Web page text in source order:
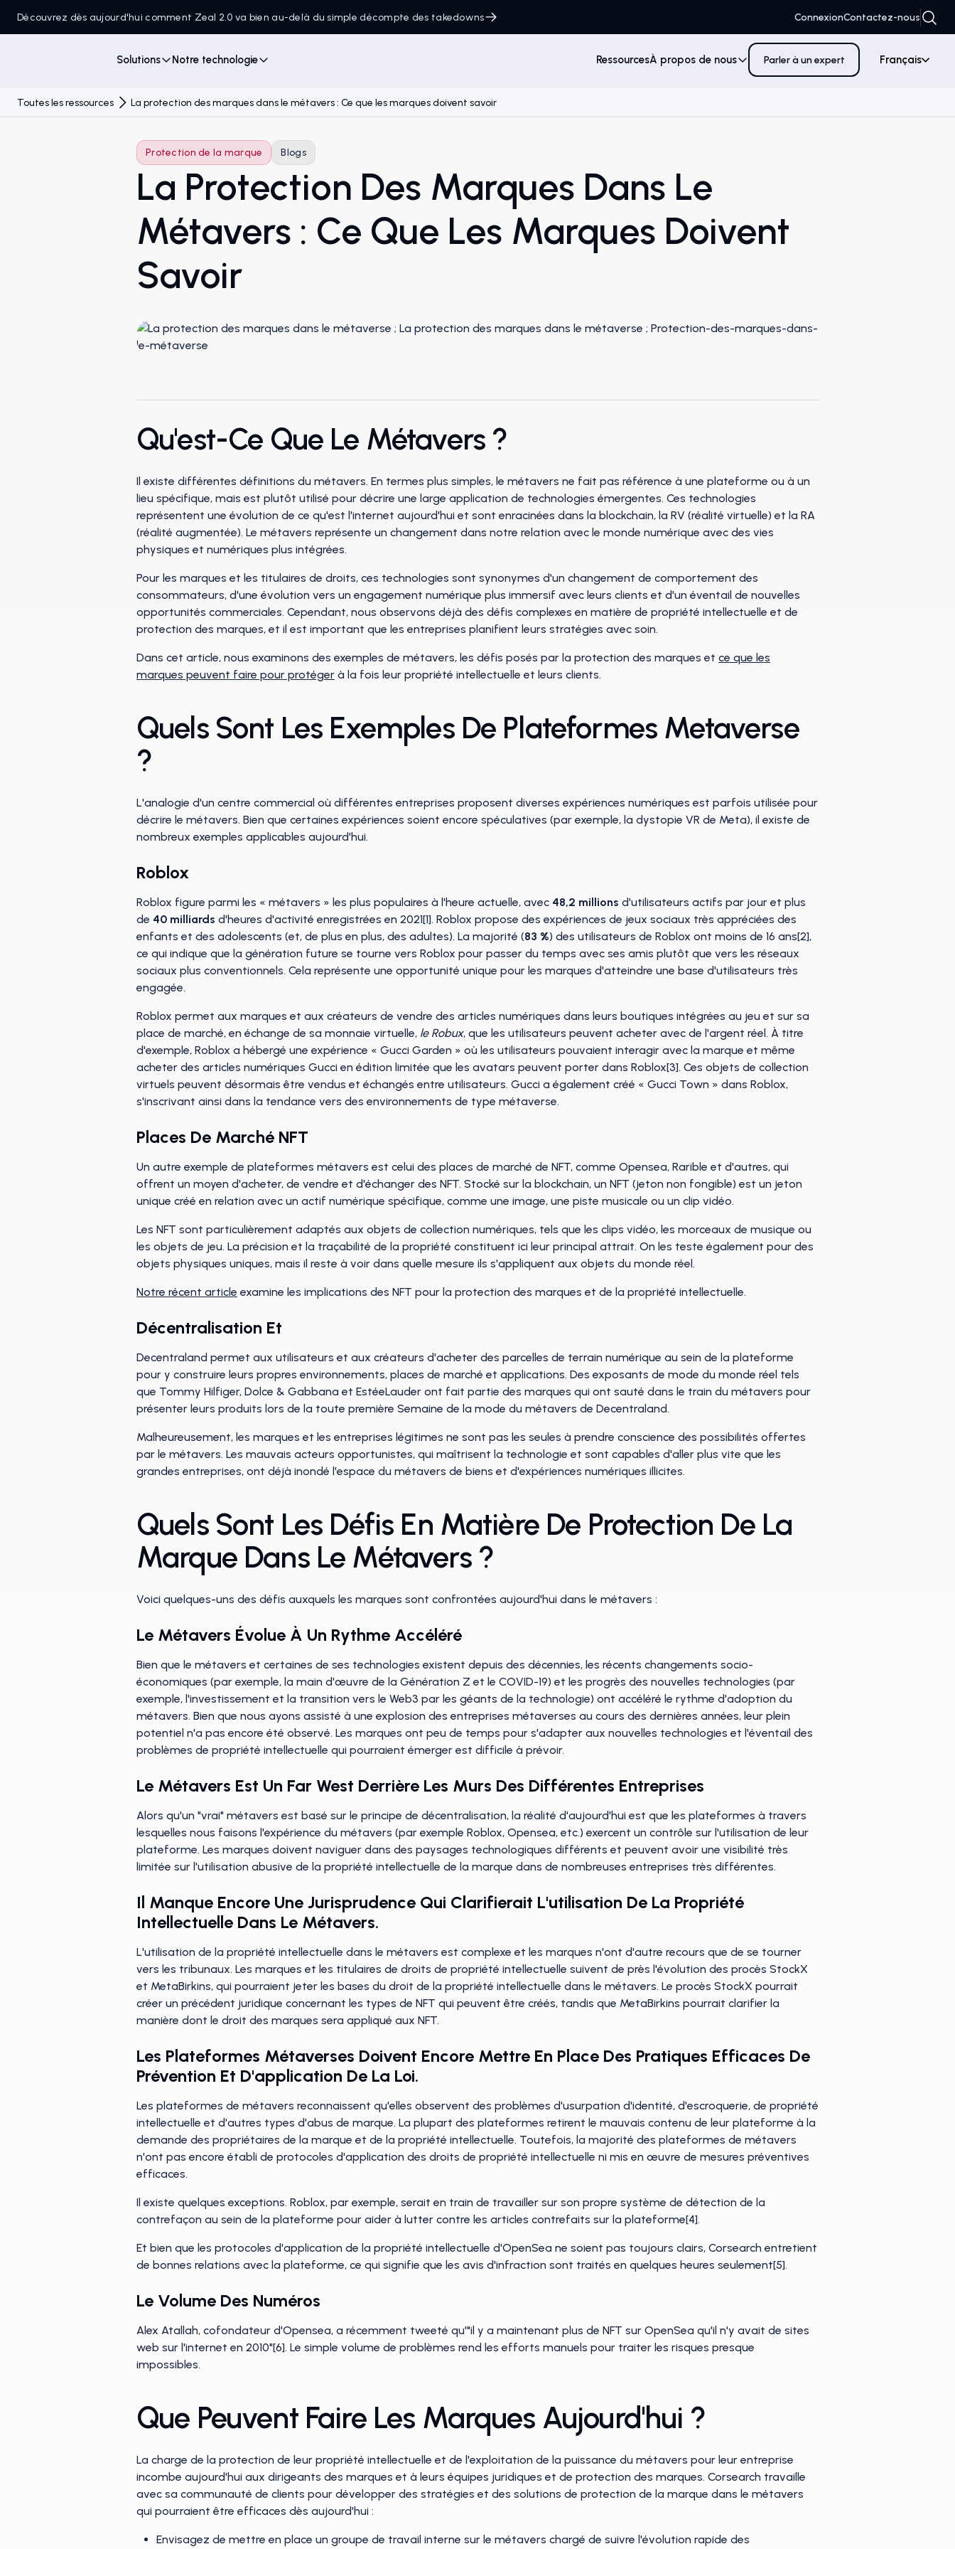
Découvrez dès aujourd'hui comment Zeal 2.0 va bien au-delà du simple décompte des takedowns ConnexionContactez-nous
Solutions Notre technologie RessourcesÀ propos de nous Parler à un expert Français
Toutes les ressources La protection des marques dans le métavers : Ce que les marques doivent savoir
Protection de la marque Blogs
La Protection Des Marques Dans Le
Métavers : Ce Que Les Marques Doivent
Savoir
Qu'est-Ce Que Le Métavers ?
Il existe différentes définitions du métavers. En termes plus simples, le métavers ne fait pas référence à une plateforme ou à un
lieu spécifique, mais est plutôt utilisé pour décrire une large application de technologies émergentes. Ces technologies
représentent une évolution de ce qu'est l'internet aujourd'hui et sont enracinées dans la blockchain, la RV (réalité virtuelle) et la RA
(réalité augmentée). Le métavers représente un changement dans notre relation avec le monde numérique avec des vies
physiques et numériques plus intégrées.
Pour les marques et les titulaires de droits, ces technologies sont synonymes d'un changement de comportement des
consommateurs, d'une évolution vers un engagement numérique plus immersif avec leurs clients et d'un éventail de nouvelles
opportunités commerciales. Cependant, nous observons déjà des défis complexes en matière de propriété intellectuelle et de
protection des marques, et il est important que les entreprises planifient leurs stratégies avec soin.
Dans cet article, nous examinons des exemples de métavers, les défis posés par la protection des marques et ce que les
marques peuvent faire pour protéger à la fois leur propriété intellectuelle et leurs clients.
Quels Sont Les Exemples De Plateformes Metaverse
?
L'analogie d'un centre commercial où différentes entreprises proposent diverses expériences numériques est parfois utilisée pour
décrire le métavers. Bien que certaines expériences soient encore spéculatives (par exemple, la dystopie VR de Meta), il existe de
nombreux exemples applicables aujourd'hui.
Roblox
Roblox figure parmi les « métavers » les plus populaires à l'heure actuelle, avec 48,2 millions d'utilisateurs actifs par jour et plus
de 40 milliards d'heures d'activité enregistrées en 2021[1]. Roblox propose des expériences de jeux sociaux très appréciées des
enfants et des adolescents (et, de plus en plus, des adultes). La majorité (83 %) des utilisateurs de Roblox ont moins de 16 ans[2],
ce qui indique que la génération future se tourne vers Roblox pour passer du temps avec ses amis plutôt que vers les réseaux
sociaux plus conventionnels. Cela représente une opportunité unique pour les marques d'atteindre une base d'utilisateurs très
engagée.
Roblox permet aux marques et aux créateurs de vendre des articles numériques dans leurs boutiques intégrées au jeu et sur sa
place de marché, en échange de sa monnaie virtuelle, le Robux, que les utilisateurs peuvent acheter avec de l'argent réel. À titre
d'exemple, Roblox a hébergé une expérience « Gucci Garden » où les utilisateurs pouvaient interagir avec la marque et même
acheter des articles numériques Gucci en édition limitée que les avatars peuvent porter dans Roblox[3]. Ces objets de collection
virtuels peuvent désormais être vendus et échangés entre utilisateurs. Gucci a également créé « Gucci Town » dans Roblox,
s'inscrivant ainsi dans la tendance vers des environnements de type métaverse.
Places De Marché NFT
Un autre exemple de plateformes métavers est celui des places de marché de NFT, comme Opensea, Rarible et d'autres, qui
offrent un moyen d'acheter, de vendre et d'échanger des NFT. Stocké sur la blockchain, un NFT (jeton non fongible) est un jeton
unique créé en relation avec un actif numérique spécifique, comme une image, une piste musicale ou un clip vidéo.
Les NFT sont particulièrement adaptés aux objets de collection numériques, tels que les clips vidéo, les morceaux de musique ou
les objets de jeu. La précision et la traçabilité de la propriété constituent ici leur principal attrait. On les teste également pour des
objets physiques uniques, mais il reste à voir dans quelle mesure ils s'appliquent aux objets du monde réel.
Notre récent article examine les implications des NFT pour la protection des marques et de la propriété intellectuelle.
Décentralisation Et
Decentraland permet aux utilisateurs et aux créateurs d'acheter des parcelles de terrain numérique au sein de la plateforme
pour y construire leurs propres environnements, places de marché et applications. Des exposants de mode du monde réel tels
que Tommy Hilfiger, Dolce & Gabbana et EstéeLauder ont fait partie des marques qui ont sauté dans le train du métavers pour
présenter leurs produits lors de la toute première Semaine de la mode du métavers de Decentraland.
Malheureusement, les marques et les entreprises légitimes ne sont pas les seules à prendre conscience des possibilités offertes
par le métavers. Les mauvais acteurs opportunistes, qui maîtrisent la technologie et sont capables d'aller plus vite que les
grandes entreprises, ont déjà inondé l'espace du métavers de biens et d'expériences numériques illicites.
Quels Sont Les Défis En Matière De Protection De La
Marque Dans Le Métavers ?
Voici quelques-uns des défis auxquels les marques sont confrontées aujourd'hui dans le métavers :
Le Métavers Évolue À Un Rythme Accéléré
Bien que le métavers et certaines de ses technologies existent depuis des décennies, les récents changements socio-
économiques (par exemple, la main d'œuvre de la Génération Z et le COVID-19) et les progrès des nouvelles technologies (par
exemple, l'investissement et la transition vers le Web3 par les géants de la technologie) ont accéléré le rythme d'adoption du
métavers. Bien que nous ayons assisté à une explosion des entreprises métaverses au cours des dernières années, leur plein
potentiel n'a pas encore été observé. Les marques ont peu de temps pour s'adapter aux nouvelles technologies et l'éventail des
problèmes de propriété intellectuelle qui pourraient émerger est difficile à prévoir.
Le Métavers Est Un Far West Derrière Les Murs Des Différentes Entreprises
Alors qu'un "vrai" métavers est basé sur le principe de décentralisation, la réalité d'aujourd'hui est que les plateformes à travers
lesquelles nous faisons l'expérience du métavers (par exemple Roblox, Opensea, etc.) exercent un contrôle sur l'utilisation de leur
plateforme. Les marques doivent naviguer dans des paysages technologiques différents et peuvent avoir une visibilité très
limitée sur l'utilisation abusive de la propriété intellectuelle de la marque dans de nombreuses entreprises très différentes.
Il Manque Encore Une Jurisprudence Qui Clarifierait L'utilisation De La Propriété
Intellectuelle Dans Le Métavers.
L'utilisation de la propriété intellectuelle dans le métavers est complexe et les marques n'ont d'autre recours que de se tourner
vers les tribunaux. Les marques et les titulaires de droits de propriété intellectuelle suivent de près l'évolution des procès StockX
et MetaBirkins, qui pourraient jeter les bases du droit de la propriété intellectuelle dans le métavers. Le procès StockX pourrait
créer un précédent juridique concernant les types de NFT qui peuvent être créés, tandis que MetaBirkins pourrait clarifier la
manière dont le droit des marques sera appliqué aux NFT.
Les Plateformes Métaverses Doivent Encore Mettre En Place Des Pratiques Efficaces De
Prévention Et D'application De La Loi.
Les plateformes de métavers reconnaissent qu'elles observent des problèmes d'usurpation d'identité, d'escroquerie, de propriété
intellectuelle et d'autres types d'abus de marque. La plupart des plateformes retirent le mauvais contenu de leur plateforme à la
demande des propriétaires de la marque et de la propriété intellectuelle. Toutefois, la majorité des plateformes de métavers
n'ont pas encore établi de protocoles d'application des droits de propriété intellectuelle ni mis en œuvre de mesures préventives
efficaces.
Il existe quelques exceptions. Roblox, par exemple, serait en train de travailler sur son propre système de détection de la
contrefaçon au sein de la plateforme pour aider à lutter contre les articles contrefaits sur la plateforme[4].
Et bien que les protocoles d'application de la propriété intellectuelle d'OpenSea ne soient pas toujours clairs, Corsearch entretient
de bonnes relations avec la plateforme, ce qui signifie que les avis d'infraction sont traités en quelques heures seulement[5].
Le Volume Des Numéros
Alex Atallah, cofondateur d'Opensea, a récemment tweeté qu'"il y a maintenant plus de NFT sur OpenSea qu'il n'y avait de sites
web sur l'internet en 2010"[6]. Le simple volume de problèmes rend les efforts manuels pour traiter les risques presque
impossibles.
Que Peuvent Faire Les Marques Aujourd'hui ?
La charge de la protection de leur propriété intellectuelle et de l'exploitation de la puissance du métavers pour leur entreprise
incombe aujourd'hui aux dirigeants des marques et à leurs équipes juridiques et de protection des marques. Corsearch travaille
avec sa communauté de clients pour développer des stratégies et des solutions de protection de la marque dans le métavers
qui pourraient être efficaces dès aujourd'hui :
Envisagez de mettre en place un groupe de travail interne sur le métavers chargé de suivre l'évolution rapide des